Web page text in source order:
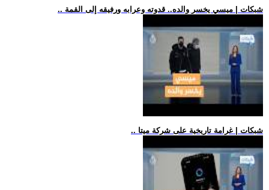
.. شبكات | ميسي يخسر والده.. قدوته وعرابه ورفيقه إلى القمة
.. شبكات | غرامة تاريخية على شركة ميتا